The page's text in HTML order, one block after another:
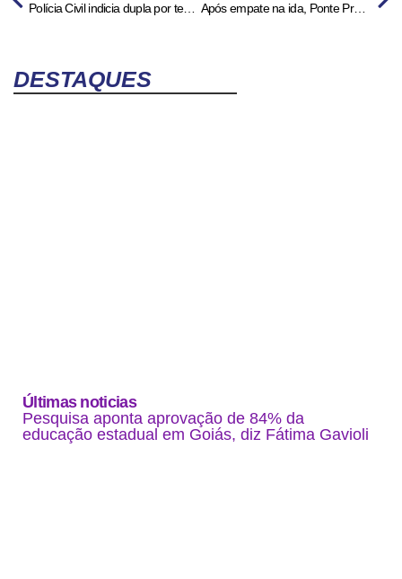
Polícia Civil indicia dupla por tentativa de subtração de crianças em Goiânia Após empate na ida, Ponte Preta e Londrina decidem título da Série C do Brasileirão
DESTAQUES
Últimas noticias
Pesquisa aponta aprovação de 84% da
educação estadual em Goiás, diz Fátima Gavioli